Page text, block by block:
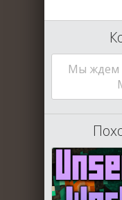
Мы ждем